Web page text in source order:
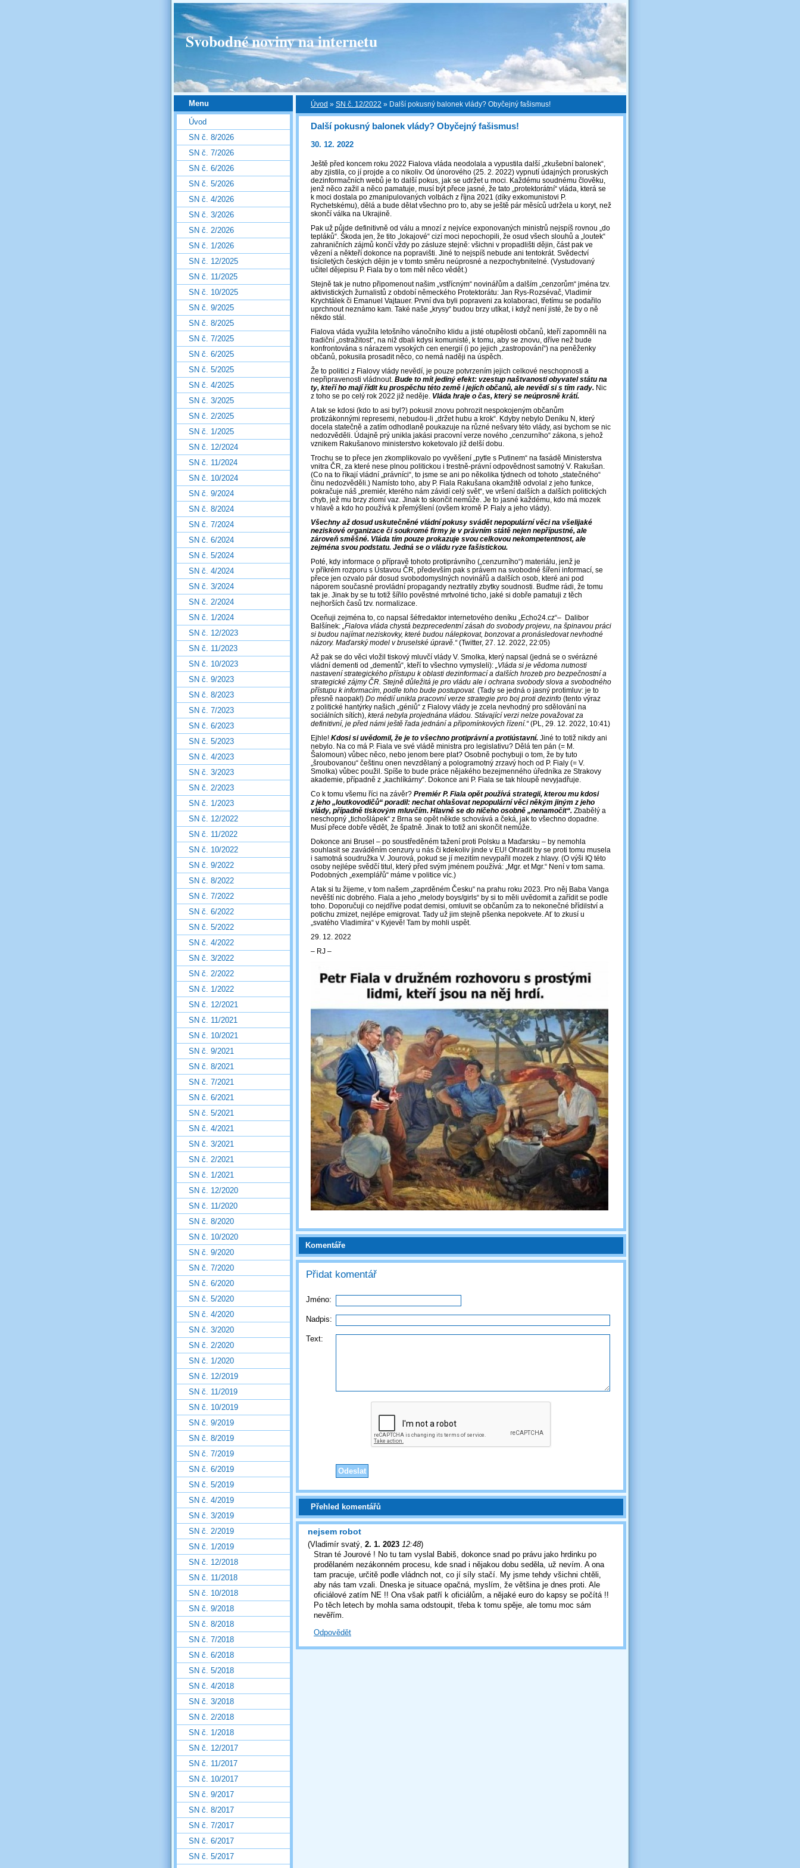
Svobodné noviny na internetu
Úvod » SN č. 12/2022 » Další pokusný balonek vlády? Obyčejný fašismus!
Další pokusný balonek vlády? Obyčejný fašismus!
30. 12. 2022
Ještě před koncem roku 2022 Fialova vláda neodolala a vypustila další „zkušební balonek“,
aby zjistila, co jí projde a co nikoliv. Od únorového (25. 2. 2022) vypnutí údajných proruských
dezinformačních webů je to další pokus, jak se udržet u moci. Každému soudnému člověku,
jenž něco zažil a něco pamatuje, musí být přece jasné, že tato „protektorátní“ vláda, která se
k moci dostala po zmanipulovaných volbách z října 2021 (díky exkomunistovi P.
Rychetskému), dělá a bude dělat všechno pro to, aby se ještě pár měsíců udržela u koryt, než
skončí válka na Ukrajině.
Pak už půjde definitivně od válu a mnozí z nejvíce exponovaných ministrů nejspíš rovnou „do
tepláků“. Škoda jen, že tito „lokajové“ cizí moci nepochopili, že osud všech slouhů a „loutek“
zahraničních zájmů končí vždy po zásluze stejně: všichni v propadlišti dějin, část pak ve
vězení a někteří dokonce na popravišti. Jiné to nejspíš nebude ani tentokrát. Svědectví
tisíciletých českých dějin je v tomto směru neúprosné a nezpochybnitelné. (Vystudovaný
učitel dějepisu P. Fiala by o tom měl něco vědět.)
Stejně tak je nutno připomenout našim „vstřícným“ novinářům a dalším „cenzorům“ jména tzv.
aktivistických žurnalistů z období německého Protektorátu: Jan Rys-Rozsévač, Vladimír
Krychtálek či Emanuel Vajtauer. První dva byli popraveni za kolaboraci, třetímu se podařilo
uprchnout neznámo kam. Také naše „krysy“ budou brzy utíkat, i když není jisté, že by o ně
někdo stál.
Fialova vláda využila letošního vánočního klidu a jisté otupělosti občanů, kteří zapomněli na
tradiční „ostražitost“, na niž dbali kdysi komunisté, k tomu, aby se znovu, dříve než bude
konfrontována s nárazem vysokých cen energií (i po jejich „zastropování“) na peněženky
občanů, pokusila prosadit něco, co nemá naději na úspěch.
Že to politici z Fialovy vlády nevědí, je pouze potvrzením jejich celkové neschopnosti a
nepřipravenosti vládnout. Bude to mít jediný efekt: vzestup naštvanosti obyvatel státu na
ty, kteří ho mají řídit ku prospěchu této země i jejích občanů, ale nevědí si s tím rady. Nic
z toho se po celý rok 2022 již neděje. Vláda hraje o čas, který se neúprosně krátí.
A tak se kdosi (kdo to asi byl?) pokusil znovu pohrozit nespokojeným občanům
protizákonnými represemi, nebudou-li „držet hubu a krok“. Kdyby nebylo Deníku N, který
docela statečně a zatím odhodlaně poukazuje na různé nešvary této vlády, asi bychom se nic
nedozvěděli. Údajně prý unikla jakási pracovní verze nového „cenzurního“ zákona, s jehož
vznikem Rakušanovo ministerstvo koketovalo již delší dobu.
Trochu se to přece jen zkomplikovalo po vyvěšení „pytle s Putinem“ na fasádě Ministerstva
vnitra ČR, za které nese plnou politickou i trestně-právní odpovědnost samotný V. Rakušan.
(Co na to říkají vládní „právníci“, to jsme se ani po několika týdnech od tohoto „statečného“
činu nedozvěděli.) Namísto toho, aby P. Fiala Rakušana okamžitě odvolal z jeho funkce,
pokračuje náš „premiér, kterého nám závidí celý svět“, ve vršení dalších a dalších politických
chyb, jež mu brzy zlomí vaz. Jinak to skončit nemůže. Je to jasné každému, kdo má mozek
v hlavě a kdo ho používá k přemýšlení (ovšem kromě P. Fialy a jeho vlády).
Všechny až dosud uskutečněné vládní pokusy svádět nepopulární věci na všelijaké
neziskové organizace či soukromé firmy je v právním státě nejen nepřípustné, ale
zároveň směšné. Vláda tím pouze prokazuje svou celkovou nekompetentnost, ale
zejména svou podstatu. Jedná se o vládu ryze fašistickou.
Poté, kdy informace o přípravě tohoto protiprávního („cenzurního“) materiálu, jenž je
v příkrém rozporu s Ústavou ČR, především pak s právem na svobodné šíření informací, se
přece jen ozvalo pár dosud svobodomyslných novinářů a dalších osob, které ani pod
náporem současné provládní propagandy neztratily zbytky soudnosti. Buďme rádi, že tomu
tak je. Jinak by se tu totiž šířilo pověstné mrtvolné ticho, jaké si dobře pamatuji z těch
nejhorších časů tzv. normalizace.
Oceňuji zejména to, co napsal šéfredaktor internetového deníku „Echo24.cz“‒ Dalibor
Balšínek: „Fialova vláda chystá bezprecedentní zásah do svobody projevu, na špinavou práci
si budou najímat neziskovky, které budou nálepkovat, bonzovat a pronásledovat nevhodné
názory. Maďarský model v bruselské úpravě.“(Twitter, 27. 12. 2022, 22:05)
Až pak se do věci vložil tiskový mluvčí vlády V. Smolka, který napsal (jedná se o svérázné
vládní dementi od „dementů“, kteří to všechno vymysleli): „Vláda si je vědoma nutnosti
nastavení strategického přístupu k oblasti dezinformací a dalších hrozeb pro bezpečnostní a
strategické zájmy ČR. Stejně důležitá je pro vládu ale i ochrana svobody slova a svobodného
přístupu k informacím, podle toho bude postupovat. (Tady se jedná o jasný protimluv: je to
přesně naopak!) Do médií unikla pracovní verze strategie pro boj proti dezinfo (tento výraz
z politické hantýrky našich „géniů“ z Fialovy vlády je zcela nevhodný pro sdělování na
sociálních sítích), která nebyla projednána vládou. Stávající verzi nelze považovat za
definitivní, je před námi ještě řada jednání a připomínkových řízení.“(PL, 29. 12. 2022, 10:41)
Ejhle! Kdosi si uvědomil, že je to všechno protiprávní a protiústavní. Jiné to totiž nikdy ani
nebylo. Na co má P. Fiala ve své vládě ministra pro legislativu? Dělá ten pán (= M.
Šalomoun) vůbec něco, nebo jenom bere plat? Osobně pochybuji o tom, že by tuto
„šroubovanou“ češtinu onen nevzdělaný a pologramotný zrzavý hoch od P. Fialy (= V.
Smolka) vůbec použil. Spíše to bude práce nějakého bezejmenného úředníka ze Strakovy
akademie, případně z „kachlíkárny“. Dokonce ani P. Fiala se tak hloupě nevyjadřuje.
Co k tomu všemu říci na závěr? Premiér P. Fiala opět používá strategii, kterou mu kdosi
z jeho „loutkovodičů“ poradil: nechat ohlašovat nepopulární věci někým jiným z jeho
vlády, případně tiskovým mluvčím. Hlavně se do ničeho osobně „nenamočit“. Zbabělý a
neschopný „tichošlápek“ z Brna se opět někde schovává a čeká, jak to všechno dopadne.
Musí přece dobře vědět, že špatně. Jinak to totiž ani skončit nemůže.
Dokonce ani Brusel – po soustředěném tažení proti Polsku a Maďarsku – by nemohla
souhlasit se zaváděním cenzury u nás či kdekoliv jinde v EU! Ohradit by se proti tomu musela
i samotná soudružka V. Jourová, pokud se jí mezitím nevypařil mozek z hlavy. (O výši IQ této
osoby nejlépe svědčí titul, který před svým jménem používá: „Mgr. et Mgr.“ Není v tom sama.
Podobných „exemplářů“ máme v politice víc.)
A tak si tu žijeme, v tom našem „zaprděném Česku“ na prahu roku 2023. Pro něj Baba Vanga
nevěští nic dobrého. Fiala a jeho „melody boys/girls“ by si to měli uvědomit a zařídit se podle
toho. Doporučuji co nejdříve podat demisi, omluvit se občanům za to nekonečné břídilství a
potichu zmizet, nejlépe emigrovat. Tady už jim stejně pšenka nepokvete. Ať to zkusí u
„svatého Vladimíra“ v Kyjevě! Tam by mohli uspět.
29. 12. 2022
‒ RJ ‒
Komentáře
Přidat komentář
Jméno:
Nadpis:
Text:
Přehled komentářů
nejsem robot
(Vladimír svatý 2. 1. 2023 12:48)
Stran té Jourové ! No tu tam vyslal Babiš, dokonce snad po právu jako hrdinku po
prodělaném nezákonném procesu, kde snad i nějakou dobu seděla, už nevím. A ona
tam pracuje, určitě podle vládnch not, co jí síly stačí. My jsme tehdy všichni chtěli,
aby nás tam vzali. Dneska je situace opačná, myslím, že většina je dnes proti. Ale
oficiálové zatím NE !! Ona však patří k oficiálům, a nějaké euro do kapsy se počítá !!
Po těch letech by mohla sama odstoupit, třeba k tomu spěje, ale tomu moc sám
nevěřím.
Odpovědět
Menu
Úvod
SN č. 8/2026
SN č. 7/2026
SN č. 6/2026
SN č. 5/2026
SN č. 4/2026
SN č. 3/2026
SN č. 2/2026
SN č. 1/2026
SN č. 12/2025
SN č. 11/2025
SN č. 10/2025
SN č. 9/2025
SN č. 8/2025
SN č. 7/2025
SN č. 6/2025
SN č. 5/2025
SN č. 4/2025
SN č. 3/2025
SN č. 2/2025
SN č. 1/2025
SN č. 12/2024
SN č. 11/2024
SN č. 10/2024
SN č. 9/2024
SN č. 8/2024
SN č. 7/2024
SN č. 6/2024
SN č. 5/2024
SN č. 4/2024
SN č. 3/2024
SN č. 2/2024
SN č. 1/2024
SN č. 12/2023
SN č. 11/2023
SN č. 10/2023
SN č. 9/2023
SN č. 8/2023
SN č. 7/2023
SN č. 6/2023
SN č. 5/2023
SN č. 4/2023
SN č. 3/2023
SN č. 2/2023
SN č. 1/2023
SN č. 12/2022
SN č. 11/2022
SN č. 10/2022
SN č. 9/2022
SN č. 8/2022
SN č. 7/2022
SN č. 6/2022
SN č. 5/2022
SN č. 4/2022
SN č. 3/2022
SN č. 2/2022
SN č. 1/2022
SN č. 12/2021
SN č. 11/2021
SN č. 10/2021
SN č. 9/2021
SN č. 8/2021
SN č. 7/2021
SN č. 6/2021
SN č. 5/2021
SN č. 4/2021
SN č. 3/2021
SN č. 2/2021
SN č. 1/2021
SN č. 12/2020
SN č. 11/2020
SN č. 8/2020
SN č. 10/2020
SN č. 9/2020
SN č. 7/2020
SN č. 6/2020
SN č. 5/2020
SN č. 4/2020
SN č. 3/2020
SN č. 2/2020
SN č. 1/2020
SN č. 12/2019
SN č. 11/2019
SN č. 10/2019
SN č. 9/2019
SN č. 8/2019
SN č. 7/2019
SN č. 6/2019
SN č. 5/2019
SN č. 4/2019
SN č. 3/2019
SN č. 2/2019
SN č. 1/2019
SN č. 12/2018
SN č. 11/2018
SN č. 10/2018
SN č. 9/2018
SN č. 8/2018
SN č. 7/2018
SN č. 6/2018
SN č. 5/2018
SN č. 4/2018
SN č. 3/2018
SN č. 2/2018
SN č. 1/2018
SN č. 12/2017
SN č. 11/2017
SN č. 10/2017
SN č. 9/2017
SN č. 8/2017
SN č. 7/2017
SN č. 6/2017
SN č. 5/2017